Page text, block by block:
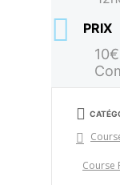
PRIX
Course